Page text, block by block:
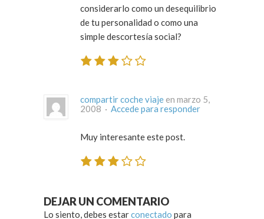
considerarlo como un desequilibrio
de tu personalidad o como una
simple descortesía social?
compartir coche viaje en marzo 5,
2008 · Accede para responder
Muy interesante este post.
DEJAR UN COMENTARIO
Lo siento, debes estarconectado para